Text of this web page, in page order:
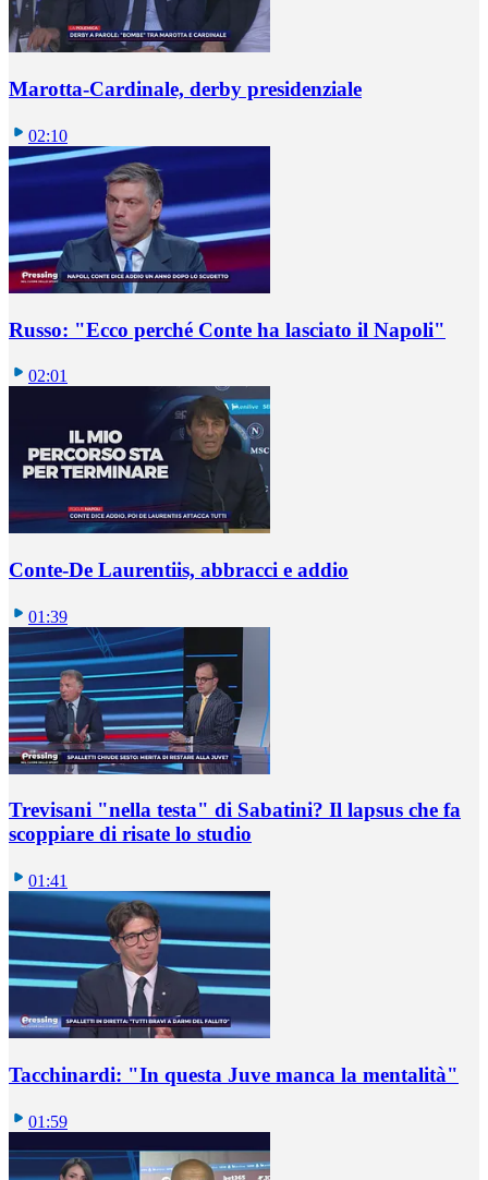
Marotta-Cardinale, derby presidenziale
02:10
Russo: "Ecco perché Conte ha lasciato il Napoli"
02:01
Conte-De Laurentiis, abbracci e addio
01:39
Trevisani "nella testa" di Sabatini? Il lapsus che fa
scoppiare di risate lo studio
01:41
Tacchinardi: "In questa Juve manca la mentalità"
01:59